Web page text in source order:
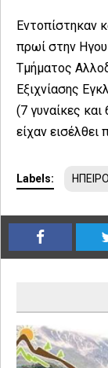
Εντοπίστηκαν
πρωί στην
Τμήματος
Εξιχνίασης
(7 γυναίκες και
είχαν
Labels: